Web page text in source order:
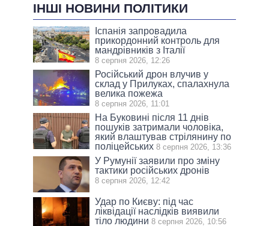
ІНШІ НОВИНИ ПОЛІТИКИ
Іспанія запровадила
прикордонний контроль для
мандрівників з Італії
8 серпня 2026, 12:26
Російський дрон влучив у
склад у Прилуках, спалахнула
велика пожежа
8 серпня 2026, 11:01
На Буковині після 11 днів
пошуків затримали чоловіка,
який влаштував стрілянину по
поліцейських 8 серпня 2026, 13:36
У Румунії заявили про зміну
тактики російських дронів
8 серпня 2026, 12:42
Удар по Києву: під час
ліквідації наслідків виявили
тіло людини 8 серпня 2026, 10:56